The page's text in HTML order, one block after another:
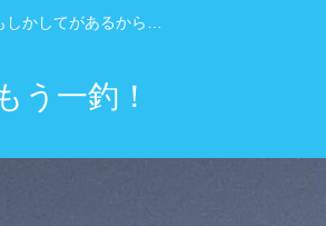
しかしてがあるから…
う一釣！